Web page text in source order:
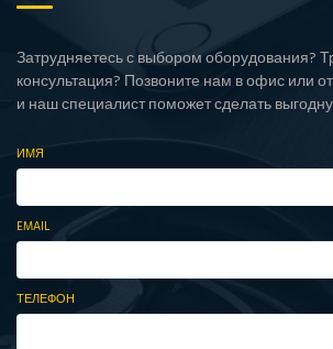
Затрудняетесь с выбором оборудования?
консультация? Позвоните нам в офис или
и наш специалист поможет сделать
ИМЯ
EMAIL
ТЕЛЕФОН